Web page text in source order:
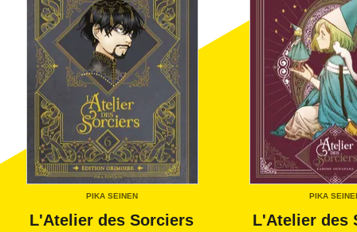
PIKA SEINEN
L'Atelier des Sorciers
PIKA
L'Atelier des